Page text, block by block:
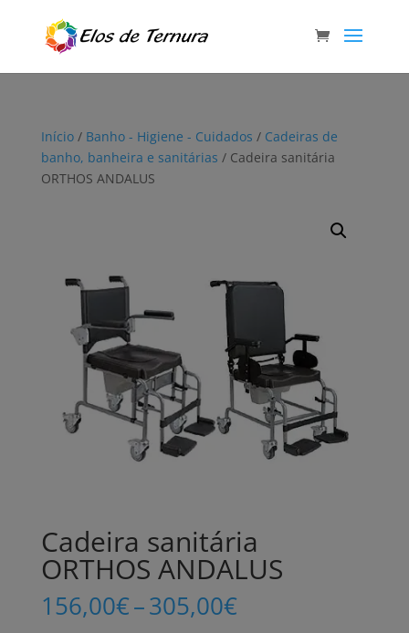
Início/ Banho - Higiene - Cuidados / Cadeiras de
banho, banheira e sanitárias / Cadeira sanitária
ORTHOS ANDALUS
Cadeira sanitária
ORTHOS ANDALUS
156,00€–305,00€Price
range: